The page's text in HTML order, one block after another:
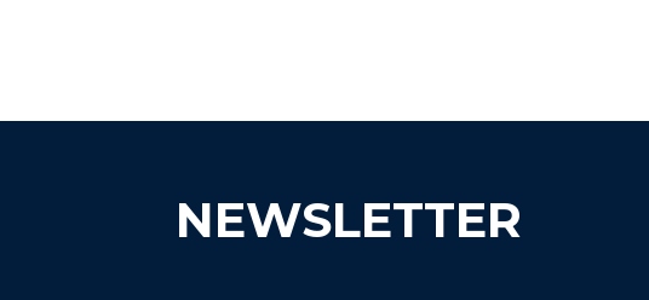
NEWSLETTER